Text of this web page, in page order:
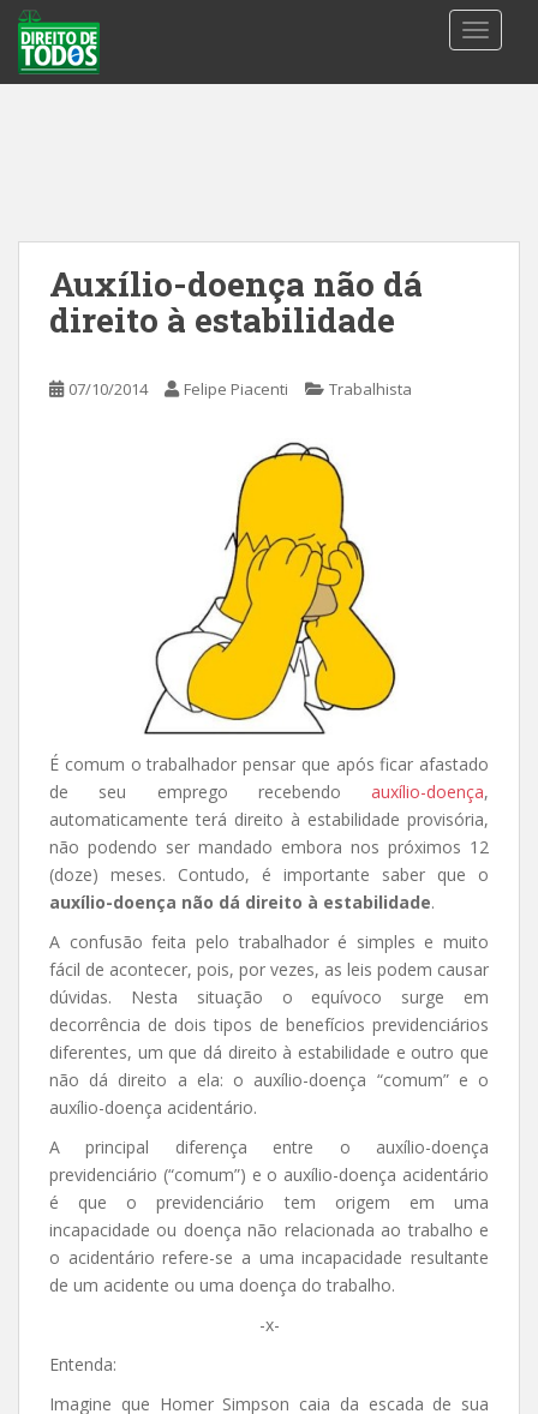
Auxílio-doença não dá
direito à estabilidade
07/10/2014 Felipe Piacenti Trabalhista
É comum o trabalhador pensar que após ficar afastado
de seu emprego recebendo auxílio-doença,
automaticamente terá direito à estabilidade provisória,
não podendo ser mandado embora nos próximos 12
(doze) meses. Contudo, é importante saber que o
auxílio-doença não dá direito à estabilidade.
A confusão feita pelo trabalhador é simples e muito
fácil de acontecer, pois, por vezes, as leis podem causar
dúvidas. Nesta situação o equívoco surge em
decorrência de dois tipos de benefícios previdenciários
diferentes, um que dá direito à estabilidade e outro que
não dá direito a ela: o auxílio-doença “comum” e o
auxílio-doença acidentário.
A principal diferença entre o auxílio-doença
previdenciário (“comum”) e o auxílio-doença acidentário
é que o previdenciário tem origem em uma
incapacidade ou doença não relacionada ao trabalho e
o acidentário refere-se a uma incapacidade resultante
de um acidente ou uma doença do trabalho.
-x-
Entenda:
Imagine que Homer Simpson caia da escada de sua